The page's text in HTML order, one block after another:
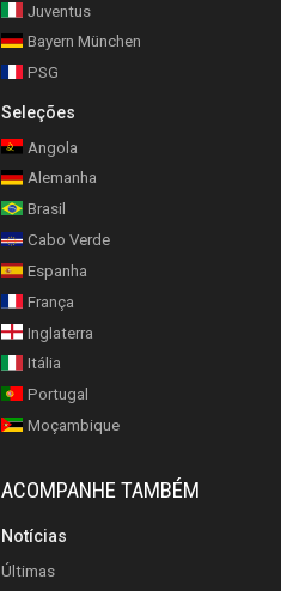
Juventus
Bayern München
PSG
Seleções
Angola
Alemanha
Brasil
Cabo Verde
Espanha
França
Inglaterra
Itália
Portugal
Moçambique
ACOMPANHE TAMBÉM
Notícias
Últimas